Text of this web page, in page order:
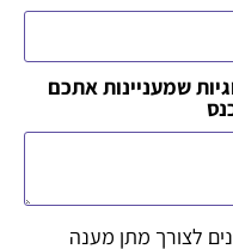
שמעניינות אתכם
לצורך מתן מענה